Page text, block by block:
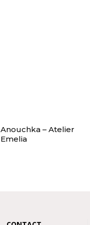
Anouchka – Atelier
Emelia